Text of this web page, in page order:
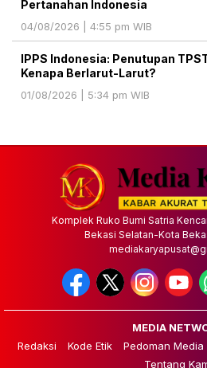
Pertanahan Indonesia
04/08/2026 | 4:55 pm WIB
IPPS Indonesia: Penutupan
Kenapa Berlarut-Larut?
01/08/2026 | 5:34 pm WIB
Komplek Ruko Bumi Satria
Bekasi Selatan-Kota
MEDIA
Redaksi
Kode Etik Pedoman Media
Tentang